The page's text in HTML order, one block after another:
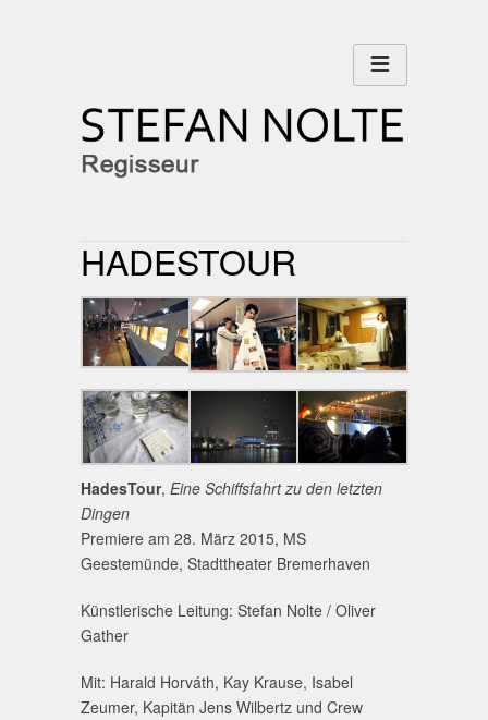
HADESTOUR
HadesTour, Eine Schiffsfahrt zu den letzten
Premiere am 28. März 2015, MS
Geestemünde, Stadttheater Bremerhaven
Künstlerische Leitung: Stefan Nolte / Oliver
Gather
Mit: Harald Horváth, Kay Krause, Isabel
Zeumer, Kapitän Jens Wilbertz und Crew